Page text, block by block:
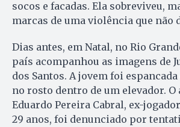
socos e facadas. Ela sobreviveu,
marcas de uma violência que não
Dias antes, em Natal, no Rio
país acompanhou as imagens de
dos Santos. A jovem foi espancada
no rosto dentro de um elevador. O
Eduardo Pereira Cabral, ex-
29 anos, foi denunciado por